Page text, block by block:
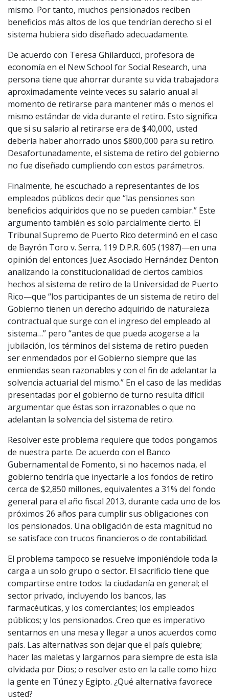
mismo. Por tanto, muchos pensionados reciben
beneficios más altos de los que tendrían derecho si el
sistema hubiera sido diseñado adecuadamente.
De acuerdo con Teresa Ghilarducci, profesora de
economía en el New School for Social Research, una
persona tiene que ahorrar durante su vida trabajadora
aproximadamente veinte veces su salario anual al
momento de retirarse para mantener más o menos el
mismo estándar de vida durante el retiro. Esto significa
que si su salario al retirarse era de $40,000, usted
debería haber ahorrado unos $800,000 para su retiro.
Desafortunadamente, el sistema de retiro del gobierno
no fue diseñado cumpliendo con estos parámetros.
Finalmente, he escuchado a representantes de los
empleados públicos decir que “las pensiones son
beneficios adquiridos que no se pueden cambiar.” Este
argumento también es solo parcialmente cierto. El
Tribunal Supremo de Puerto Rico determinó en el caso
de Bayrón Toro v. Serra, 119 D.P.R. 605 (1987)—en una
opinión del entonces Juez Asociado Hernández Denton
analizando la constitucionalidad de ciertos cambios
hechos al sistema de retiro de la Universidad de Puerto
Rico—que “los participantes de un sistema de retiro del
Gobierno tienen un derecho adquirido de naturaleza
contractual que surge con el ingreso del empleado al
sistema…” pero “antes de que pueda acogerse a la
jubilación, los términos del sistema de retiro pueden
ser enmendados por el Gobierno siempre que las
enmiendas sean razonables y con el fin de adelantar la
solvencia actuarial del mismo.” En el caso de las medidas
presentadas por el gobierno de turno resulta difícil
argumentar que éstas son irrazonables o que no
adelantan la solvencia del sistema de retiro.
Resolver este problema requiere que todos pongamos
de nuestra parte. De acuerdo con el Banco
Gubernamental de Fomento, si no hacemos nada, el
gobierno tendría que inyectarle a los fondos de retiro
cerca de $2,850 millones, equivalentes a 31% del fondo
general para el año fiscal 2013, durante cada uno de los
próximos 26 años para cumplir sus obligaciones con
los pensionados. Una obligación de esta magnitud no
se satisface con trucos financieros o de contabilidad.
El problema tampoco se resuelve imponiéndole toda la
carga a un solo grupo o sector. El sacrificio tiene que
compartirse entre todos: la ciudadanía en general; el
sector privado, incluyendo los bancos, las
farmacéuticas, y los comerciantes; los empleados
públicos; y los pensionados. Creo que es imperativo
sentarnos en una mesa y llegar a unos acuerdos como
país. Las alternativas son dejar que el país quiebre;
hacer las maletas y largarnos para siempre de esta isla
olvidada por Dios; o resolver esto en la calle como hizo
la gente en Túnez y Egipto. ¿Qué alternativa favorece
usted?